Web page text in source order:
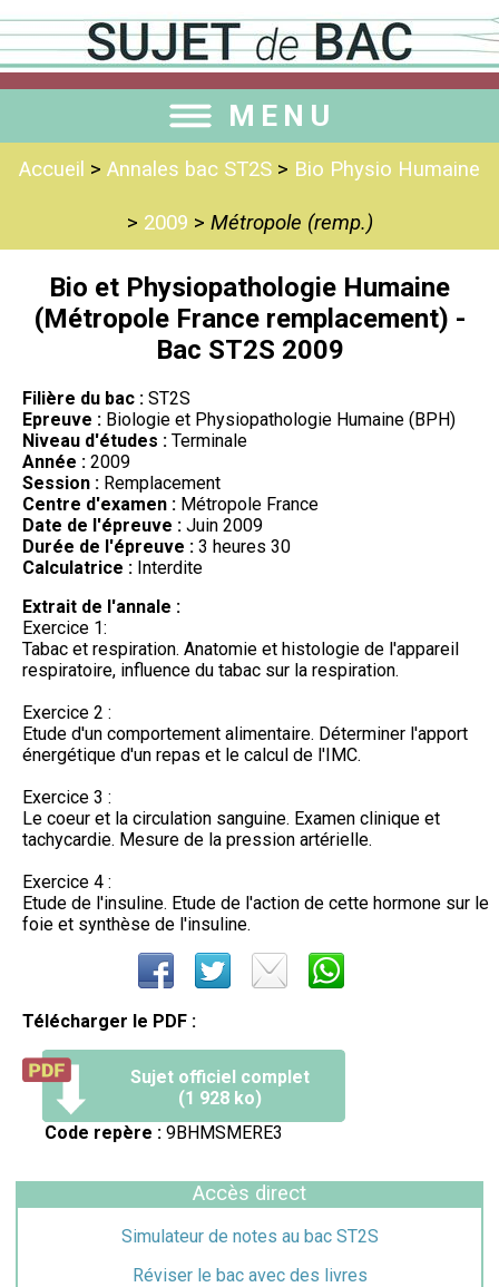
MENU
Accueil > Annales bac ST2S > Bio Physio Humaine
> 2009 > Métropole (remp.)
Bio et Physiopathologie Humaine
(Métropole France remplacement) -
Bac ST2S 2009
Filière du bac : ST2S
Epreuve : Biologie et Physiopathologie Humaine (BPH)
Niveau d'études : Terminale
Année : 2009
Session : Remplacement
Centre d'examen : Métropole France
Date de l'épreuve : Juin 2009
Durée de l'épreuve : 3 heures 30
Calculatrice : Interdite
Extrait de l'annale :
Exercice 1:
Tabac et respiration. Anatomie et histologie de l'appareil
respiratoire, influence du tabac sur la respiration.
Exercice 2 :
Etude d'un comportement alimentaire. Déterminer l'apport
énergétique d'un repas et le calcul de l'IMC.
Exercice 3 :
Le coeur et la circulation sanguine. Examen clinique et
tachycardie. Mesure de la pression artérielle.
Exercice 4 :
Etude de l'insuline. Etude de l'action de cette hormone sur le
foie et synthèse de l'insuline.
Télécharger le PDF :
Sujet officiel complet
(1 928 ko)
Code repère : 9BHMSMERE3
Accès direct
Simulateur de notes au bac ST2S
Réviser le bac avec des livres